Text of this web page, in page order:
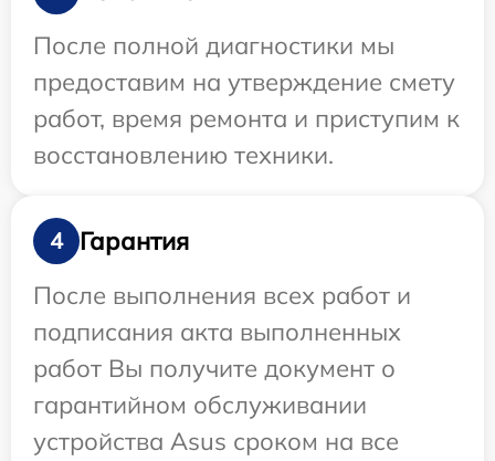
После полной диагностики мы
предоставим на утверждение смету
работ, время ремонта и приступим к
восстановлению техники.
4
Гарантия
После выполнения всех работ и
подписания акта выполненных
работ Вы получите документ о
гарантийном обслуживании
устройства Asus сроком на все